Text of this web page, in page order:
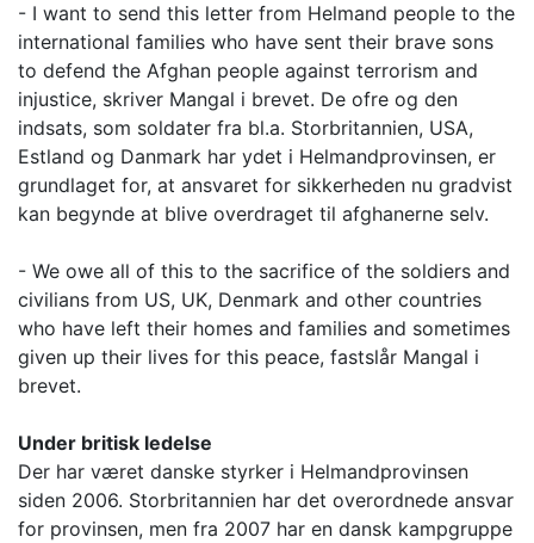
- I want to send this letter from Helmand people to the
international families who have sent their brave sons
to defend the Afghan people against terrorism and
injustice, skriver Mangal i brevet. De ofre og den
indsats, som soldater fra bl.a. Storbritannien, USA,
Estland og Danmark har ydet i Helmandprovinsen, er
grundlaget for, at ansvaret for sikkerheden nu gradvist
kan begynde at blive overdraget til afghanerne selv.
- We owe all of this to the sacrifice of the soldiers and
civilians from US, UK, Denmark and other countries
who have left their homes and families and sometimes
given up their lives for this peace, fastslår Mangal i
brevet.
Under britisk ledelse
Der har været danske styrker i Helmandprovinsen
siden 2006. Storbritannien har det overordnede ansvar
for provinsen, men fra 2007 har en dansk kampgruppe